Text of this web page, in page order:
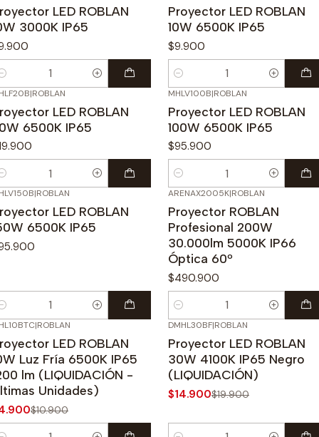
LED ROBLAN
3000K IP65
Proyector LED ROBLAN
10W 6500K IP65
$9.900
Cantidad
|ROBLAN
LED ROBLAN
6500K IP65
MHLV100B|ROBLAN
Proyector LED ROBLAN
100W 6500K IP65
$95.900
Cantidad
|ROBLAN
LED ROBLAN
6500K IP65
ARENAX2005K|ROBLAN
Proyector ROBLAN
Profesional 200W
30.000lm 5000K IP66
Óptica 60º
$490.900
Cantidad
|ROBLAN
LED ROBLAN
Luz Fría 6500K IP65
lm (LIQUIDACIÓN -
Unidades)
$10.900
DMHL30BF|ROBLAN
Proyector LED ROBLAN
30W 4100K IP65 Negro
(LIQUIDACIÓN)
$14.900$19.900